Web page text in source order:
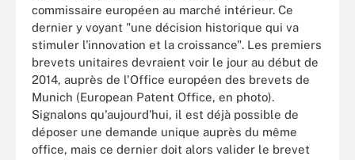
commissaire européen au marché intérieur. Ce
dernier y voyant "une décision historique qui va
stimuler l'innovation et la croissance". Les premiers
brevets unitaires devraient voir le jour au début de
2014, auprès de l'Office européen des brevets de
Munich (European Patent Office, en photo).
Signalons qu'aujourd'hui, il est déjà possible de
déposer une demande unique auprès du même
office, mais ce dernier doit alors valider le brevet